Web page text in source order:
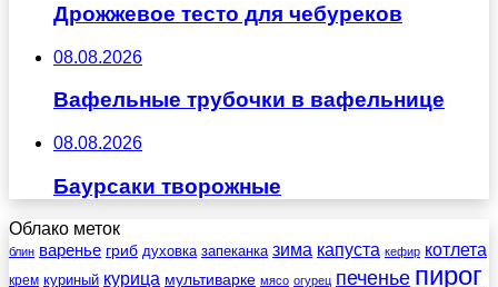
Дрожжевое тесто для чебуреков
08.08.2026
Вафельные трубочки в вафельнице
08.08.2026
Баурсаки творожные
Облако меток
блин варенье гриб духовка запеканка зима капуста кефир котлета
крем куриный курица мультиварке мясо огурец печенье пирог